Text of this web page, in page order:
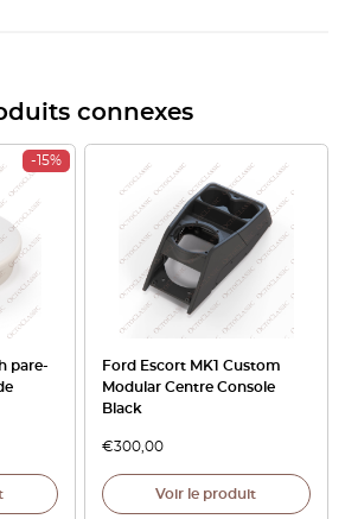
connexes
-15%
pare-
Ford Escort MK1 Custom
Modular Centre Console
Black
€300,00
Voir le produit